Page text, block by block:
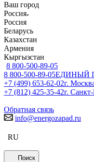
Ваш город
Россия
Россия
Беларусь
Казахстан
Армения
Кыргызстан
8 800-500-89-05
8 800-500-89-05ЕДИНЫЙ
+7 (499) 653-62-02г.
+7 (812) 425-35-42г.
Обратная связь
info@energozapad.ru
RU
Поиск